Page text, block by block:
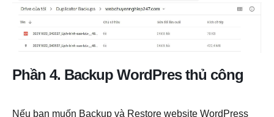
Phần 4. Backup WordPres thủ công
Nếu bạn muốn Backup và Restore website WordPress